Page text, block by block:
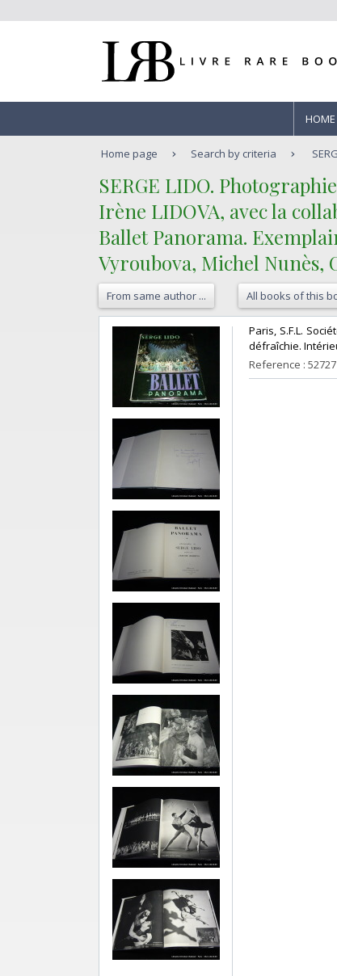
Home page Search by criteria
‎SERGE LIDO.
Irène LIDOVA, avec la
‎Ballet Panorama.
Vyroubova, Michel Nunès,
From same author ... All books of this
‎Paris, S.F.L.
défraîchie.
Reference : 52727